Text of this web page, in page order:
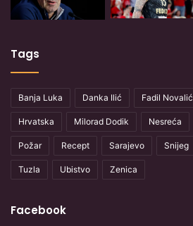
Tags
Banja Luka Danka Ilić Fadil Novalić
Hrvatska Milorad Dodik Nesreća
Požar Recept Sarajevo Snijeg
Tuzla Ubistvo Zenica
Facebook